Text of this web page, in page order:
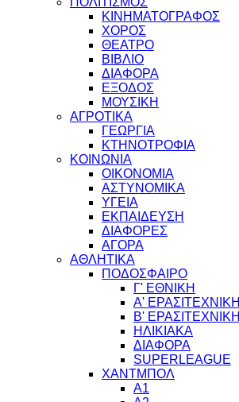
ΚΙΝΗΜΑΤΟΓΡΑΦΟΣ
ΧΟΡΟΣ
ΘΕΑΤΡΟ
ΒΙΒΛΙΟ
ΔΙΑΦΟΡΑ
ΕΞΟΔΟΣ
ΜΟΥΣΙΚΗ
ΑΓΡΟΤΙΚΑ
ΓΕΩΡΓΙΑ
ΚΤΗΝΟΤΡΟΦΙΑ
ΚΟΙΝΩΝΙΑ
ΟΙΚΟΝΟΜΙΑ
ΑΣΤΥΝΟΜΙΚΑ
ΥΓΕΙΑ
ΕΚΠΑΙΔΕΥΣΗ
ΔΙΑΦΟΡΕΣ
ΑΓΟΡΑ
ΑΘΛΗΤΙΚΑ
ΠΟΔΟΣΦΑΙΡΟ
Γ' ΕΘΝΙΚΗ
Α' ΕΡΑΣΙΤΕΧΝΙΚΗ
Β' ΕΡΑΣΙΤΕΧΝΙΚΗ
ΗΛΙΚΙΑΚΑ
ΔΙΑΦΟΡΑ
SUPERLEAGUE
ΧΑΝΤΜΠΟΛ
Α1